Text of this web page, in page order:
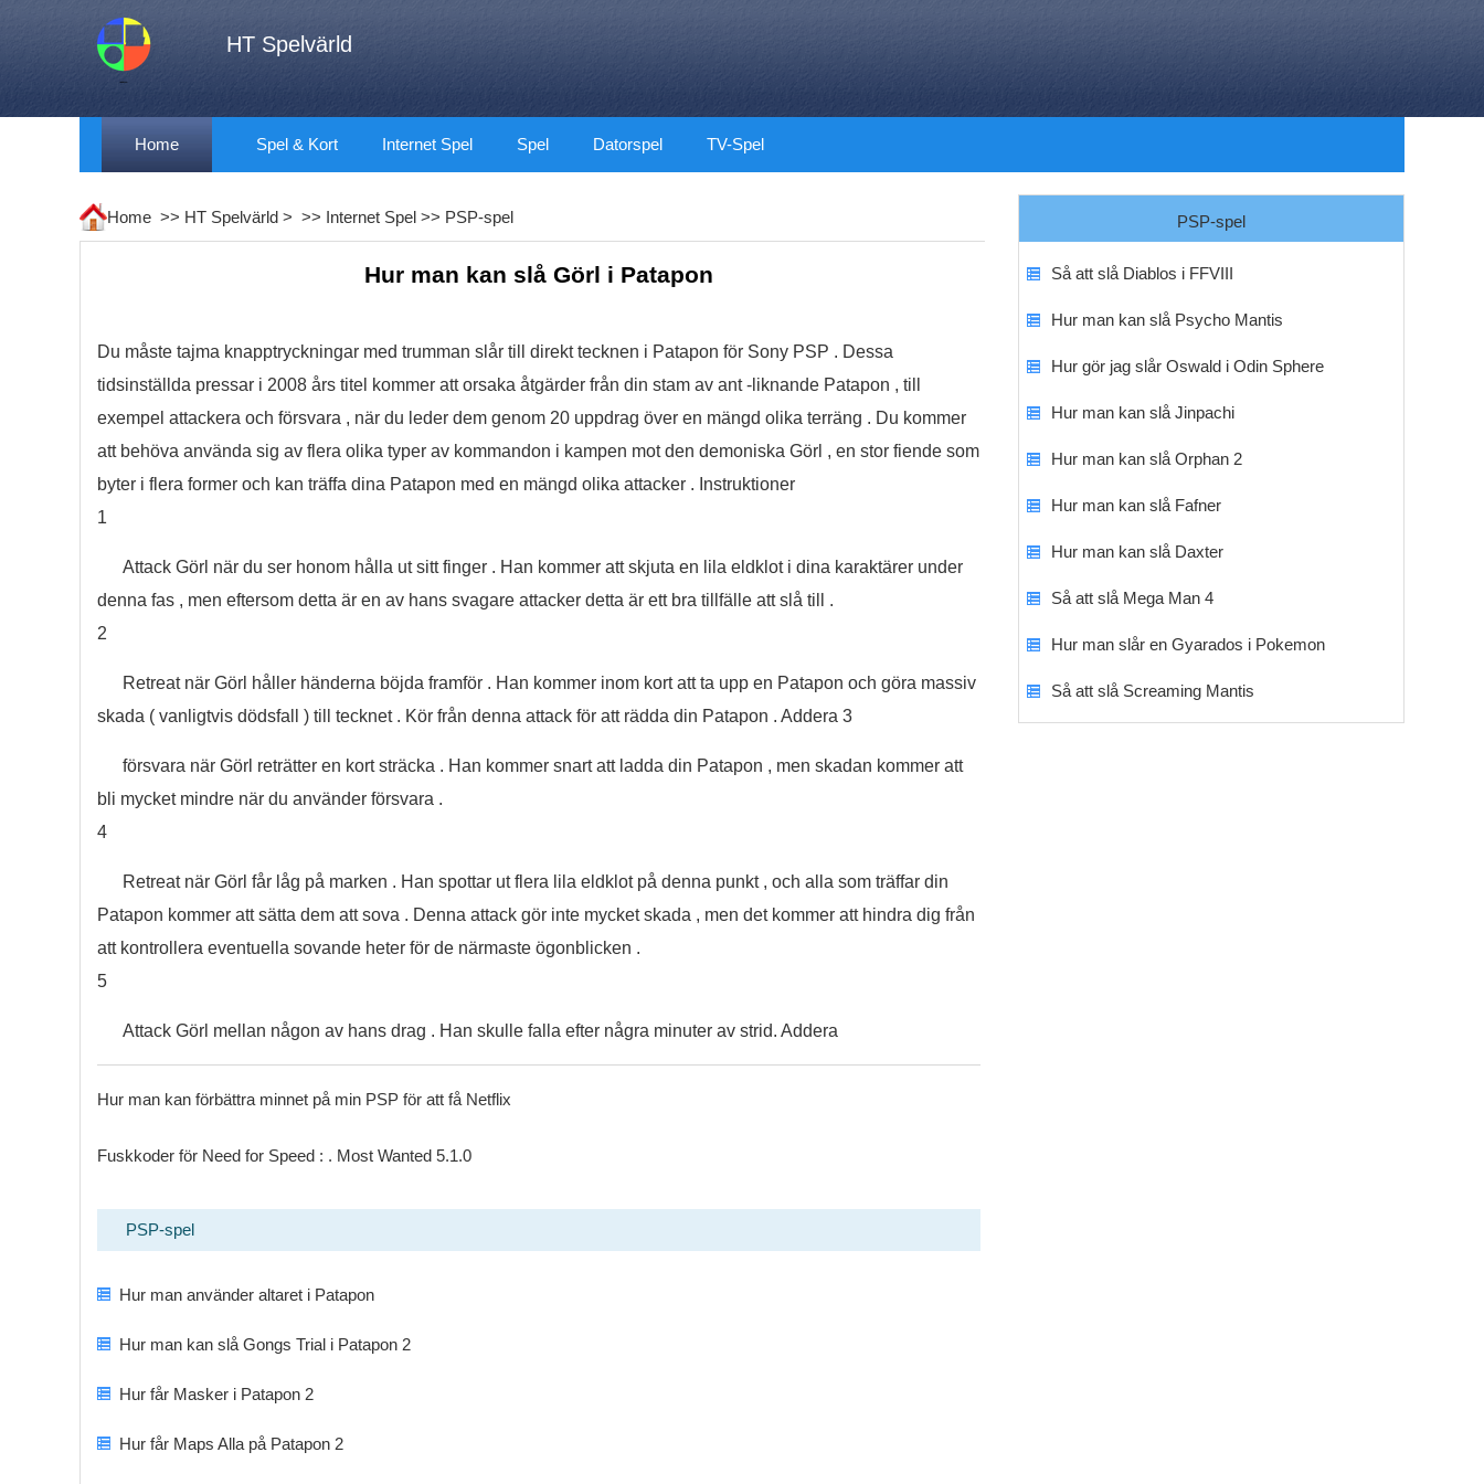
HT Spelvärld
Home Spel & Kort Internet Spel Spel Datorspel TV-Spel
Home >> HT Spelvärld > >> Internet Spel >> PSP-spel
Hur man kan slå Görl i Patapon
Du måste tajma knapptryckningar med trumman slår till direkt tecknen i Patapon för Sony PSP . Dessa
tidsinställda pressar i 2008 års titel kommer att orsaka åtgärder från din stam av ant -liknande Patapon , till
exempel attackera och försvara , när du leder dem genom 20 uppdrag över en mängd olika terräng . Du kommer
att behöva använda sig av flera olika typer av kommandon i kampen mot den demoniska Görl , en stor fiende som
byter i flera former och kan träffa dina Patapon med en mängd olika attacker . Instruktioner
1
Attack Görl när du ser honom hålla ut sitt finger . Han kommer att skjuta en lila eldklot i dina karaktärer under
denna fas , men eftersom detta är en av hans svagare attacker detta är ett bra tillfälle att slå till .
2
Retreat när Görl håller händerna böjda framför . Han kommer inom kort att ta upp en Patapon och göra massiv
skada ( vanligtvis dödsfall ) till tecknet . Kör från denna attack för att rädda din Patapon . Addera 3
försvara när Görl reträtter en kort sträcka . Han kommer snart att ladda din Patapon , men skadan kommer att
bli mycket mindre när du använder försvara .
4
Retreat när Görl får låg på marken . Han spottar ut flera lila eldklot på denna punkt , och alla som träffar din
Patapon kommer att sätta dem att sova . Denna attack gör inte mycket skada , men det kommer att hindra dig från
att kontrollera eventuella sovande heter för de närmaste ögonblicken .
5
Attack Görl mellan någon av hans drag . Han skulle falla efter några minuter av strid. Addera
Hur man kan förbättra minnet på min PSP för att få Netflix
Fuskkoder för Need for Speed ​​: . Most Wanted 5.1.0
PSP-spel
Hur man använder altaret i Patapon
Hur man kan slå Gongs Trial i Patapon 2
Hur får Masker i Patapon 2
Hur får Maps Alla på Patapon 2
PSP-spel
Så att slå Diablos i FFVIII
Hur man kan slå Psycho Mantis
Hur gör jag slår Oswald i Odin Sphere
Hur man kan slå Jinpachi
Hur man kan slå Orphan 2
Hur man kan slå Fafner
Hur man kan slå Daxter
Så att slå Mega Man 4
Hur man slår en Gyarados i Pokemon
Så att slå Screaming Mantis